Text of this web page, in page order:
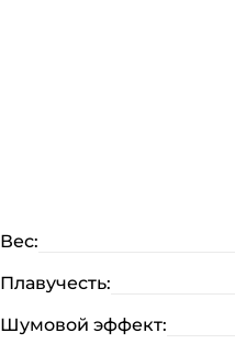
Вес:
Плавучесть:
Шумовой эффект: